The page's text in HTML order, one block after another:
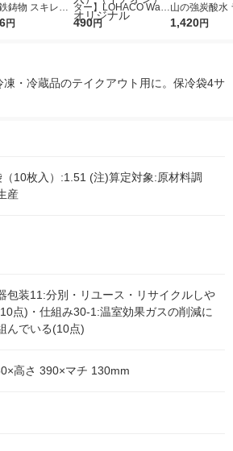
鋳物 スキレッ
木柄 IH ガス
円
ター】LOHACO Wate
r（ロハコウォータ
490円
山の強炭酸水
レス 500ml 1
1,420円
凍・冷蔵品のテイクアウト用に。保冷袋4サ
（10枚入）:1.51 (注)算定対象:原材料調
産
包装11:分別・リユース・リサイクルしや
点)・仕組み30-1:温室効果ガスの削減に
んでいる(10点)
高さ 390×マチ 130mm